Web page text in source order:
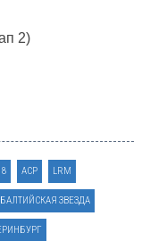
2)
ACP LRM
БАЛТИЙСКАЯ ЗВЕЗДА